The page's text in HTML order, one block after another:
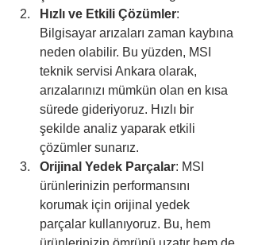
Hızlı ve Etkili Çözümler:
Bilgisayar arızaları zaman kaybına
neden olabilir. Bu yüzden, MSI
teknik servisi Ankara olarak,
arızalarınızı mümkün olan en kısa
sürede gideriyoruz. Hızlı bir
şekilde analiz yaparak etkili
çözümler sunarız.
Orijinal Yedek Parçalar: MSI
ürünlerinizin performansını
korumak için orijinal yedek
parçalar kullanıyoruz. Bu, hem